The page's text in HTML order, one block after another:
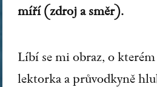
míří (zdroj a směr).
Líbí se mi obraz, o
lektorka a průvodkyně